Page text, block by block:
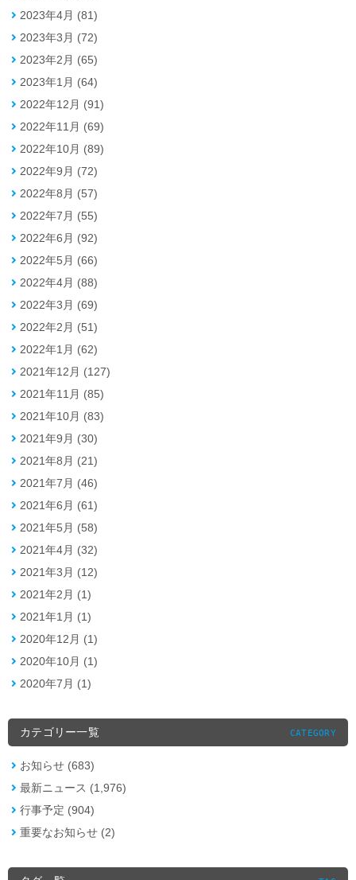
2023年4月 (81)
2023年3月 (72)
2023年2月 (65)
2023年1月 (64)
2022年12月 (91)
2022年11月 (69)
2022年10月 (89)
2022年9月 (72)
2022年8月 (57)
2022年7月 (55)
2022年6月 (92)
2022年5月 (66)
2022年4月 (88)
2022年3月 (69)
2022年2月 (51)
2022年1月 (62)
2021年12月 (127)
2021年11月 (85)
2021年10月 (83)
2021年9月 (30)
2021年8月 (21)
2021年7月 (46)
2021年6月 (61)
2021年5月 (58)
2021年4月 (32)
2021年3月 (12)
2021年2月 (1)
2021年1月 (1)
2020年12月 (1)
2020年10月 (1)
2020年7月 (1)
カテゴリー一覧 CATEGORY
お知らせ (683)
最新ニュース (1,976)
行事予定 (904)
重要なお知らせ (2)